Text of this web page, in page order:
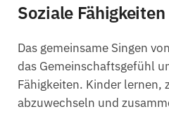
Soziale Fähigkeiten
Das gemeinsame Singen
das Gemeinschaftsgefühl
Fähigkeiten. Kinder lernen,
abzuwechseln und